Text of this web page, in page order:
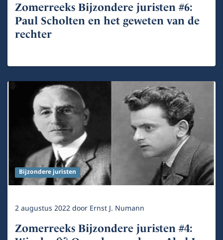
Zomerreeks Bijzondere juristen #6:
Paul Scholten en het geweten van de
rechter
Bijzondere juristen
2 augustus 2022door Ernst J. Numann
Zomerreeks Bijzondere juristen #4: